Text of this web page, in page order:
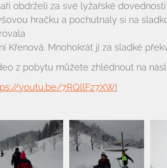
obdrželi za své lyžařské
hračku a pochutnaly si na
Křenová. Mnohokrát jí za sladké
z pobytu můžete zhlédnout na
youtu.be/7RQllFz7XWI